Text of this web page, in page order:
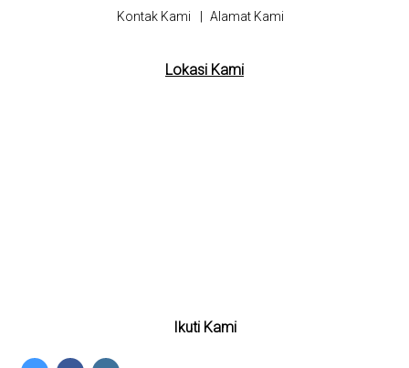
Kontak Kami Alamat Kami
Lokasi Kami
Ikuti Kami